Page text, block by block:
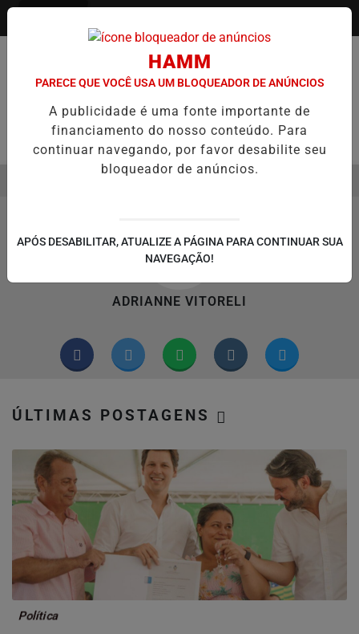
Pesquisar Notícia
ADRIANNE VITORELI
ÚLTIMAS POSTAGENS
Política
HAMM
PARECE QUE VOCÊ USA UM BLOQUEADOR DE ANÚNCIOS
A publicidade é uma fonte importante de
financiamento do nosso conteúdo. Para
continuar navegando, por favor desabilite seu
bloqueador de anúncios.
APÓS DESABILITAR, ATUALIZE A PÁGINA PARA CONTINUAR SUA
NAVEGAÇÃO!